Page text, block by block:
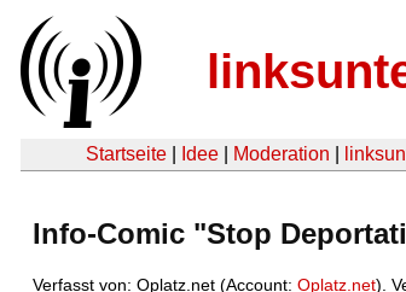
Startseite Idee Moderation
Info-Comic "Stop
Verfasst von: Oplatz.net (Account: Oplatz.net).